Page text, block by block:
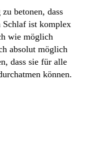
betonen, dass
Schlaf ist komplex
wie möglich
absolut möglich
dass sie für alle
können.